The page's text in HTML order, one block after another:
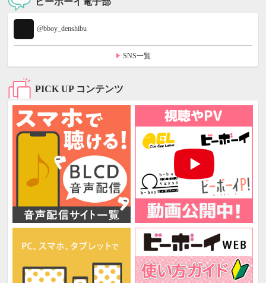
@bboy_denshibu
SNS一覧
PICK UP コンテンツ